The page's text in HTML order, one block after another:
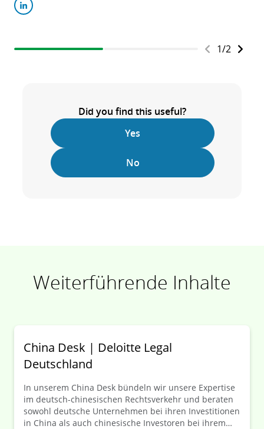
1/2
Did you find this useful?
Yes
No
Weiterführende Inhalte
China Desk | Deloitte Legal
Deutschland
In unserem China Desk bündeln wir unsere Expertise
im deutsch-chinesischen Rechtsverkehr und beraten
sowohl deutsche Unternehmen bei ihren Investitionen
in China als auch chinesische Investoren bei ihrem